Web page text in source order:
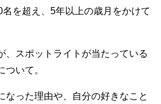
を超え、5年以上の歳月をかけて
、スポットライトが当たっている
ついて。
なった理由や、自分の好きなこと